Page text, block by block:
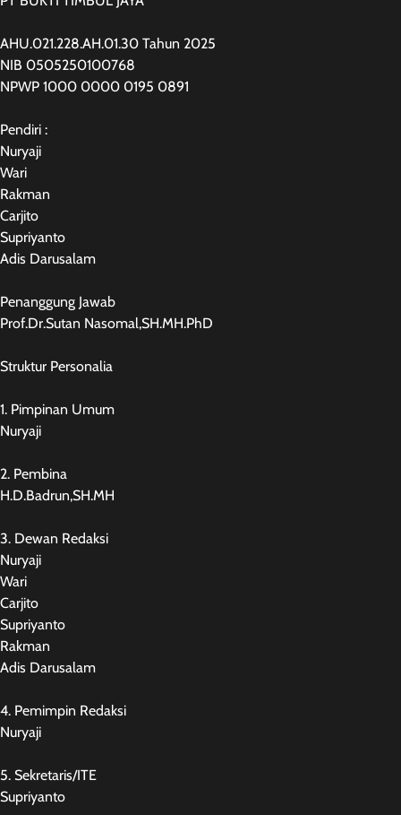
AHU.021.228.AH.01.30 Tahun 2025
NIB 0505250100768
NPWP 1000 0000 0195 0891
Pendiri :
Nuryaji
Wari
Rakman
Carjito
Supriyanto
Adis Darusalam
Penanggung Jawab
Prof.Dr.Sutan Nasomal,SH.MH.PhD
Struktur Personalia
1. Pimpinan Umum
Nuryaji
2. Pembina
H.D.Badrun,SH.MH
3. Dewan Redaksi
Nuryaji
Wari
Carjito
Supriyanto
Rakman
Adis Darusalam
4. Pemimpin Redaksi
Nuryaji
5. Sekretaris/ITE
Supriyanto